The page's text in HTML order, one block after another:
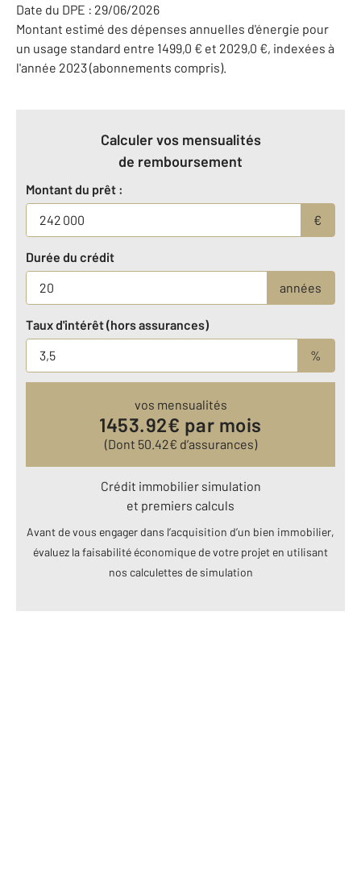
Date du DPE : 29/06/2026
Montant estimé des dépenses annuelles d'énergie pour
un usage standard entre 1499,0 € et 2029,0 €, indexées à
l'année 2023 (abonnements compris).
Calculer vos mensualités
de remboursement
Montant du prêt :
€
Durée du crédit
années
Taux d'intérêt (hors assurances)
%
vos mensualités
1453.92€ par mois
(Dont 50.42€ d’assurances)
Crédit immobilier simulation
et premiers calculs
Avant de vous engager dans l’acquisition d’un bien immobilier,
évaluez la faisabilité économique de votre projet en utilisant
nos calculettes de simulation